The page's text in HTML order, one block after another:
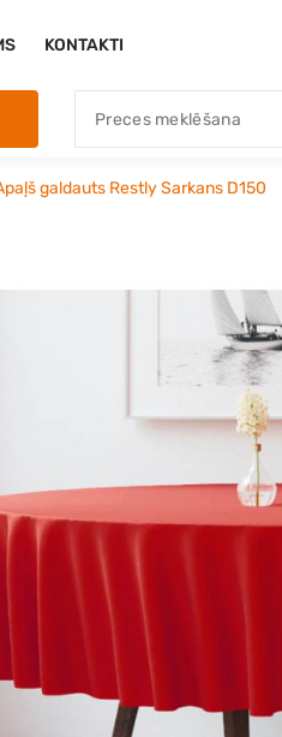
KONTAKTI
galdauts Restly Sarkans D150